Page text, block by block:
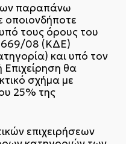
παραπάνω
οποιονδήποτε
τους όρους του
08 (ΚΔΕ)
και υπό τον
Επιχείρηση θα
σχήμα με
25% της
επιχειρήσεων